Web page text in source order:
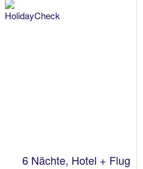
6 Nächte, Hotel + Flug